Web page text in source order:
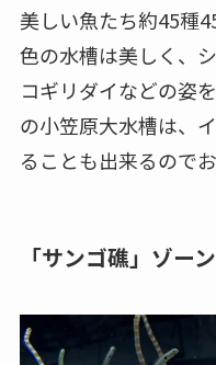
美しい魚たち約45種
色の水槽は美しく、
コギリダイなどの姿
の小笠原大水槽は、
ることも出来るので
「サンゴ礁」ゾー